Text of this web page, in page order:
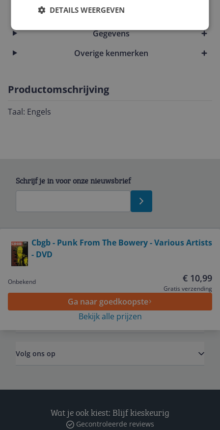
Cijfers en feiten
Gegevens
Overige kenmerken
Productomschrijving
Taal: Engels
Cbgb - Punk From The Bowery - Various Artists
- DVD
Onbekend € 10,99
Gratis verzending
Ga naar goedkoopste
Bekijk alle prijzen
Schrijf je in voor onze nieuwsbrief
Service
Volg ons op
Wat je ook kiest: Blijf kieskeurig
Gecontroleerde reviews
DETAILS WEERGEVEN